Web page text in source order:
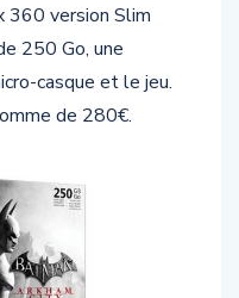
360 version Slim
250 Go, une
casque et le jeu.
de 280€.